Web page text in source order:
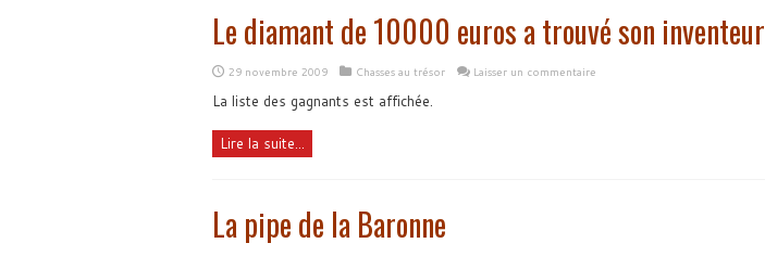
Le diamant de 10000 euros a trouvé son inventeur
29 novembre 2009 Chasses au trésor Laisser un commentaire
La liste des gagnants est affichée.
Lire la suite...
La pipe de la Baronne